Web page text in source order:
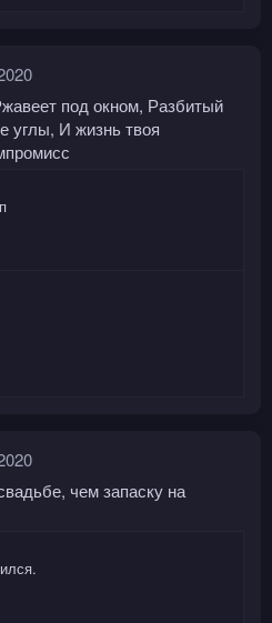
под окном, Разбитый
углы, И жизнь твоя
чем запаску на